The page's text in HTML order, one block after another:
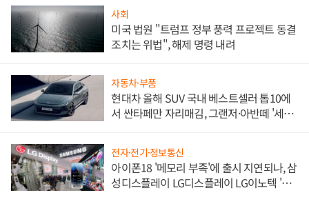
사회
미국 법원 "트럼프 정부 풍력 프로젝트 동결
조치는 위법", 해제 명령 내려
자동차·부품
현대차 올해 SUV 국내 베스트셀러 톱10에
서 싼타페만 자리매김, 그랜저·아반떼 '세단
전자·전기·정보통신
아이폰18 '메모리 부족'에 출시 지연되나, 삼
성디스플레이 LG디스플레이 LG이노텍 '탈